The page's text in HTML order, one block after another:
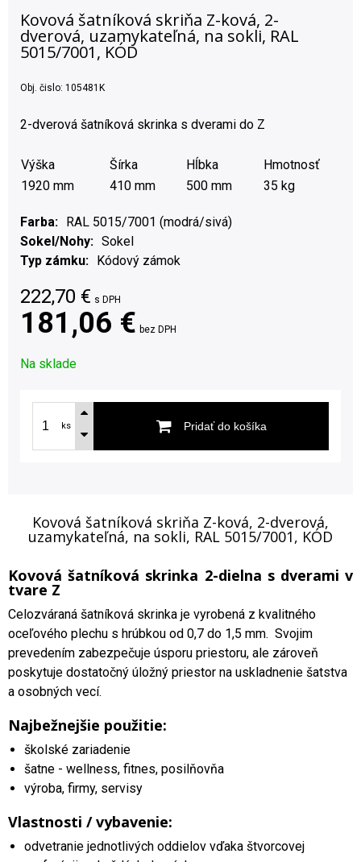
Kovová šatníková skriňa Z-ková, 2-
dverová, uzamykateľná, na sokli, RAL
5015/7001, KÓD
Obj. čislo: 105481K
2-dverová šatníková skrinka s dverami do Z
Výška Šírka Hĺbka
Hmotnosť
1920 mm
410 mm 500 mm 35 kg
Farba
RAL 5015/7001 (modrá/sivá)
Sokel/Nohy
Sokel
Typ zámku
Kódový zámok
222,70 € s DPH
181,06 € bez DPH
Na sklade
ks Pridať do košíka
Kovová šatníková skriňa Z-ková, 2-dverová,
uzamykateľná, na sokli, RAL 5015/7001, KÓD
Kovová šatníková skrinka 2-dielna s dverami v
tvare Z
Celozváraná šatníková skrinka je vyrobená z kvalitného
oceľového plechu s hrúbkou od 0,7 do 1,5 mm. Svojim
prevedením zabezpečuje úsporu priestoru, ale zároveň
poskytuje dostatočný úložný priestor na uskladnenie šatstva
a osobných vecí.
Najbežnejšie použitie:
školské zariadenie
šatne - wellness, fitnes, posilňovňa
výroba, firmy, servisy
Vlastnosti / vybavenie:
odvetranie jednotlivých oddielov vďaka štvorcovej